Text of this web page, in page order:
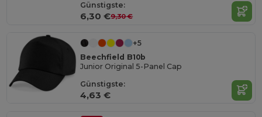
Günstigste:
6,30 €9,30 €
+5
Beechfield B10b
Junior Original 5-Panel Cap
Günstigste:
4,63 €